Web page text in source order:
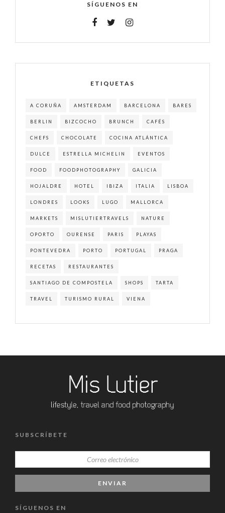
SÍGUENOS EN
ETIQUETAS
A CORUÑA AMSTERDAM BARCELONA BARES
BERLIN BIZCOCHO BRUNCH CAFÉS
CHEFS CHOCOLATE COCINA ATLÁNTICA
DULCE ESTRELLA MICHELIN EVENTOS
FOOD FOODPHOTOGRAPHY GALICIA
HOJALDRE HOTEL IBIZA ITALIA LISBOA
LONDRES LOOKS LUGO MALLORCA
MARKETS MISLUTIERTRAVELS NATURE
OPORTO OURENSE PARIS PLAYAS
PONTEVEDRA PORTO PORTUGAL PRAGA
RECETAS RESTAURANTES
SANTIAGO DE COMPOSTELA SHOPS TARTA
TRAVEL TURISMO RURAL VIENA
SUBSCRÍBETE
SÍGUENOS EN